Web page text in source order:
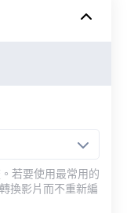
碟
若要使用最常用的
換影片而不重新編